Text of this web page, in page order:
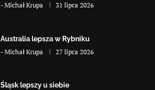
-Michał Krupa 31 lipca 2026
Australia lepsza w Rybniku
-Michał Krupa 27 lipca 2026
Śląsk lepszy u siebie